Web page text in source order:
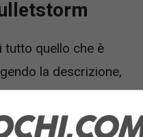
tutto quello che è
la descrizione,
che il gioco sia un